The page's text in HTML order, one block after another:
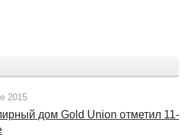
2015
дом Gold Union отметил 11-